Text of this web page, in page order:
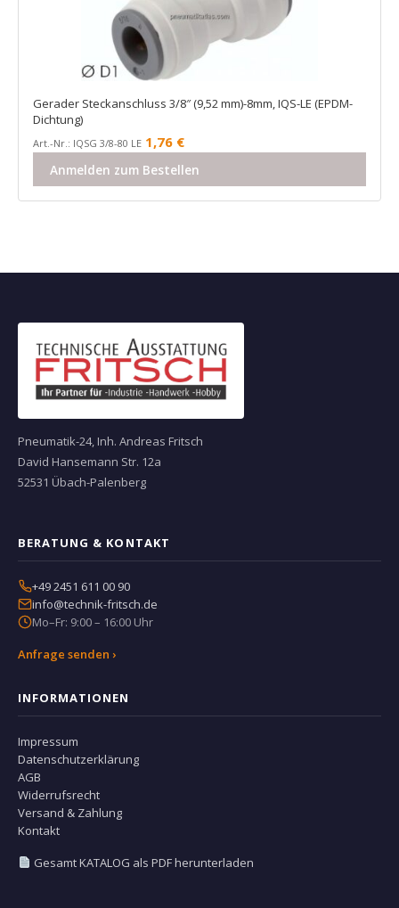
Gerader Steckanschluss 3/8″ (9,52 mm)-8mm, IQS-LE (EPDM-
Dichtung)
Art.-Nr.: IQSG 3/8-80 LE 1,76 €
Anmelden zum Bestellen
Pneumatik-24, Inh. Andreas Fritsch
David Hansemann Str. 12a
52531 Übach-Palenberg
BERATUNG & KONTAKT
+49 2451 611 00 90
info@technik-fritsch.de
Mo–Fr: 9:00 – 16:00 Uhr
Anfrage senden ›
INFORMATIONEN
Impressum
Datenschutzerklärung
AGB
Widerrufsrecht
Versand & Zahlung
Kontakt
Gesamt KATALOG als PDF herunterladen